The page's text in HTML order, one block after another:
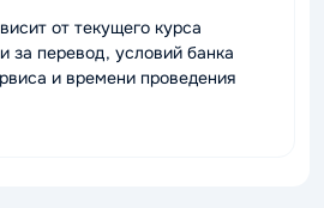
от текущего курса
за перевод, условий банка
и времени проведения